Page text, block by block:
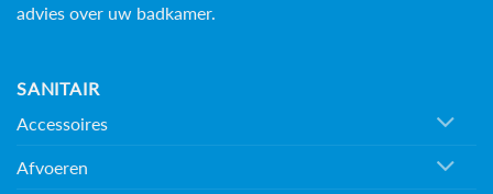
advies over uw badkamer.
SANITAIR
Accessoires
Afvoeren